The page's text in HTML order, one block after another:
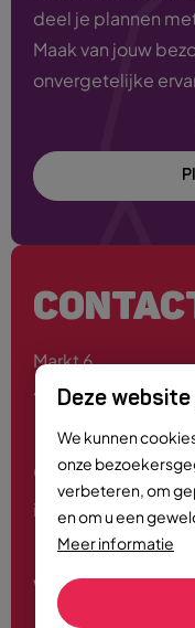
Deze
We kunnen
onze
verbeteren, om
en om u een
Meer informatie
deel je plannen
Maak van jouw
onvergetelijke
Markt 6
4701 PE
0165 - 55 44 00
Volg ons